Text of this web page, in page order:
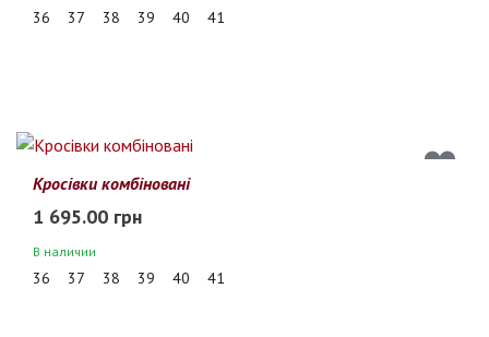
36 37 38 39 40 41
Кросівки комбіновані
1 695.00 грн
В наличии
36 37 38 39 40 41